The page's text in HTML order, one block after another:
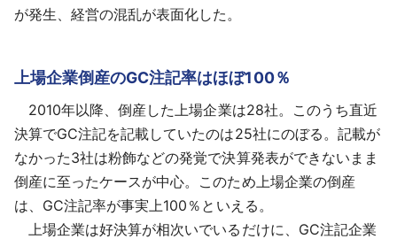
が発生、経営の混乱が表面化した。
上場企業倒産のGC注記率はほぼ100％
2010年以降、倒産した上場企業は28社。このうち直近
決算でGC注記を記載していたのは25社にのぼる。記載が
なかった3社は粉飾などの発覚で決算発表ができないまま
倒産に至ったケースが中心。このため上場企業の倒産
は、GC注記率が事実上100％といえる。
上場企業は好決算が相次いでいるだけに、GC注記企業